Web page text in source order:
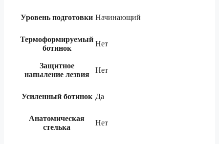
Уровень подготовки Начинающий
Термоформируемый
ботинок
Нет
Защитное
напыление лезвия
Нет
Усиленный ботинок Да
Анатомическая
стелька
Нет